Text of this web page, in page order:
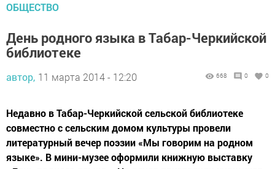
ОБЩЕСТВО
День родного языка в Табар-Черкийской
библиотеке
автор, 11 марта 2014 - 12:20 668 0 0
Недавно в Табар-Черкийской сельской библиотеке
совместно с сельским домом культуры провели
литературный вечер поэзии «Мы говорим на родном
языке». В мини-музее оформили книжную выставку